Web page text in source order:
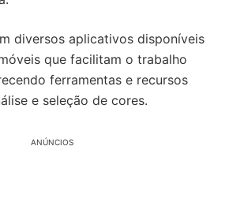
diversos aplicativos disponíveis
que facilitam o trabalho
ferramentas e recursos
e seleção de cores.
ANÚNCIOS